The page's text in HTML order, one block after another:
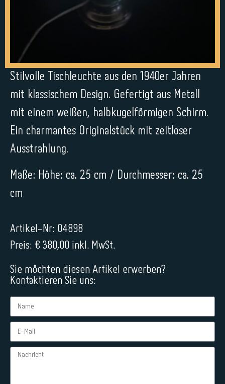
Stilvolle Tischleuchte aus den 1940er Jahren
mit klassischem Design. Gefertigt aus Metall
mit einem weißen, halbkugelförmigen Schirm.
Ein charmantes Originalstück mit zeitloser
Ausstrahlung.
Maße: Höhe: ca. 25 cm / Durchmesser: ca. 25
cm
Artikel-Nr: 04898
Preis: € 380,00 inkl. MwSt.
Sie möchten diesen Artikel erwerben?
Kontaktieren Sie uns: